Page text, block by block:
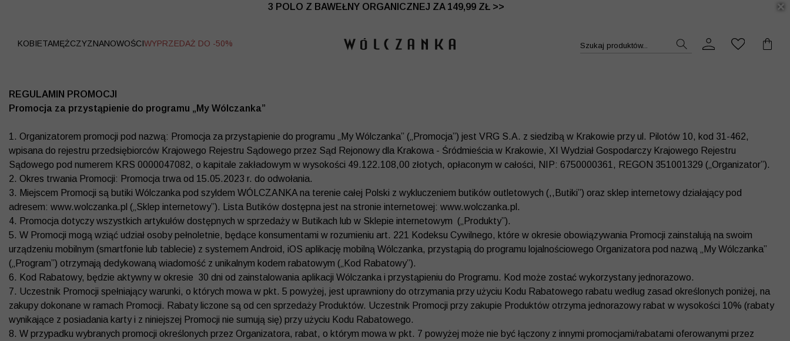
3 POLO Z BAWEŁNY ORGANICZNEJ ZA 149,99 ZŁ >>
WYPRZEDAŻ DO -50% | DODATKOWE -30% NA DRUGI I TRZECI PRODUKT >>
KOBIETAMĘŻCZYZNANOWOŚCIWYPRZEDAŻ DO -50% Szukaj produktów...
REGULAMIN PROMOCJI
Promocja za przystąpienie do programu „My Wólczanka”
1. Organizatorem promocji pod nazwą: Promocja za przystąpienie do programu „My Wólczanka” („Promocja”) jest VRG S.A. z siedzibą w Krakowie przy ul. Pilotów 10, kod 31-462,
wpisana do rejestru przedsiębiorców Krajowego Rejestru Sądowego przez Sąd Rejonowy dla Krakowa - Śródmieścia w Krakowie, XI Wydział Gospodarczy Krajowego Rejestru
Sądowego pod numerem KRS 0000047082, o kapitale zakładowym w wysokości 49.122.108,00 złotych, opłaconym w całości, NIP: 6750000361, REGON 351001329 („Organizator”).
2. Okres trwania Promocji: Promocja trwa od 15.05.2023 r. do odwołania.
3. Miejscem Promocji są butiki Wólczanka pod szyldem WÓLCZANKA na terenie całej Polski z wykluczeniem butików outletowych (,,Butiki”) oraz sklep internetowy działający pod
adresem: www.wolczanka.pl („Sklep internetowy”). Lista Butików dostępna jest na stronie internetowej: www.wolczanka.pl.
4. Promocja dotyczy wszystkich artykułów dostępnych w sprzedaży w Butikach lub w Sklepie internetowym („Produkty”).
5. W Promocji mogą wziąć udział osoby pełnoletnie, będące konsumentami w rozumieniu art. 221 Kodeksu Cywilnego, które w okresie obowiązywania Promocji zainstalują na swoim
urządzeniu mobilnym (smartfonie lub tablecie) z systemem Android, iOS aplikację mobilną Wólczanka, przystąpią do programu lojalnościowego Organizatora pod nazwą „My Wólczanka”
(„Program”) otrzymają dedykowaną wiadomość z unikalnym kodem rabatowym („Kod Rabatowy”).
6. Kod Rabatowy, będzie aktywny w okresie 30 dni od zainstalowania aplikacji Wólczanka i przystąpieniu do Programu. Kod może zostać wykorzystany jednorazowo.
7. Uczestnik Promocji spełniający warunki, o których mowa w pkt. 5 powyżej, jest uprawniony do otrzymania przy użyciu Kodu Rabatowego rabatu według zasad określonych poniżej, na
zakupy dokonane w ramach Promocji. Rabaty liczone są od cen sprzedaży Produktów. Uczestnik Promocji przy zakupie Produktów otrzyma jednorazowy rabat w wysokości 10% (rabaty
wynikające z posiadania karty i z niniejszej Promocji nie sumują się) przy użyciu Kodu Rabatowego.
8. W przypadku wybranych promocji określonych przez Organizatora, rabat, o którym mowa w pkt. 7 powyżej może nie być łączony z innymi promocjami/rabatami oferowanymi przez